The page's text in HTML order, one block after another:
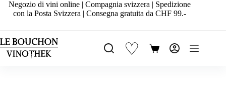
SaltaNegozio di vini online | Compagnia svizzera | Spedizione
con la Posta Svizzera | Consegna gratuita da CHF 99.-
♡ Carrello